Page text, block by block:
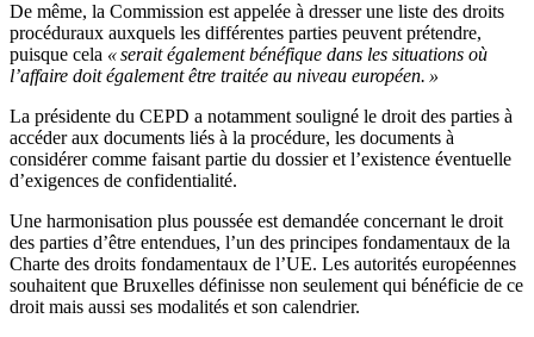
De même, la Commission est appelée à dresser une liste des droits
procéduraux auxquels les différentes parties peuvent prétendre,
puisque cela « serait également bénéfique dans les situations où
l’affaire doit également être traitée au niveau européen. »
La présidente du CEPD a notamment souligné le droit des parties à
accéder aux documents liés à la procédure, les documents à
considérer comme faisant partie du dossier et l’existence éventuelle
d’exigences de confidentialité.
Une harmonisation plus poussée est demandée concernant le droit
des parties d’être entendues, l’un des principes fondamentaux de la
Charte des droits fondamentaux de l’UE. Les autorités européennes
souhaitent que Bruxelles définisse non seulement qui bénéficie de ce
droit mais aussi ses modalités et son calendrier.